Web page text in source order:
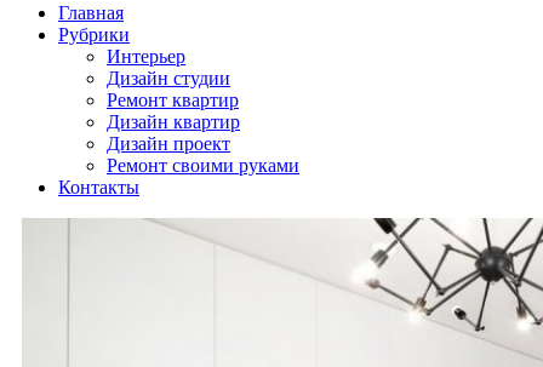
Главная
Рубрики
Интерьер
Дизайн студии
Ремонт квартир
Дизайн квартир
Дизайн проект
Ремонт своими руками
Контакты